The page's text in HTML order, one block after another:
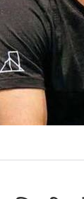
हैं मुख्य
'पिप्पा' रखा
और